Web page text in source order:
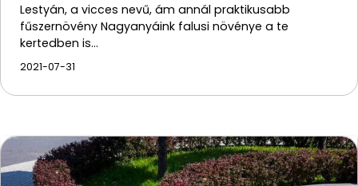
Lestyán, a vicces nevű, ám annál praktikusabb
fűszernövény Nagyanyáink falusi növénye a te
kertedben is…
2021-07-31